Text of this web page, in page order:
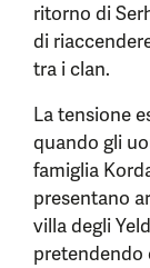
ritorno di
di
tra i clan.
La tensione
quando gli
famiglia
presentano
villa degli
pretendendo